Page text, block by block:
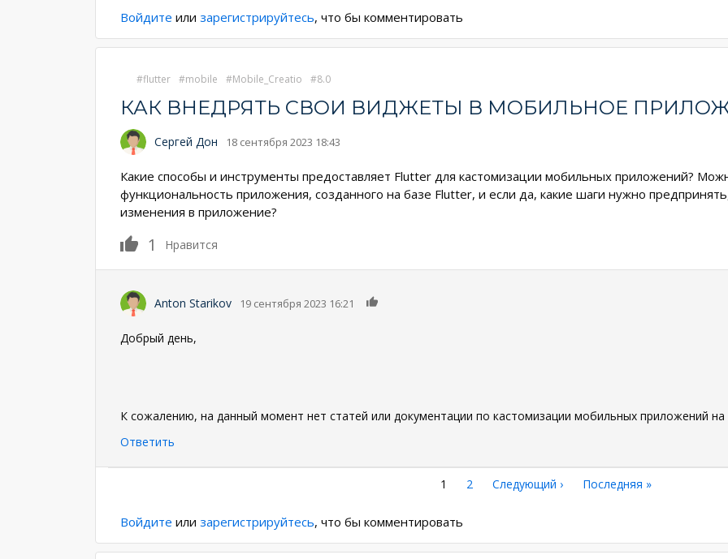
Войдите или зарегистрируйтесь, что бы комментировать
flutter mobile Mobile_Creatio 8.0
КАК ВНЕДРЯТЬ СВОИ ВИДЖЕТЫ В МОБИЛЬНОЕ
Сергей Дон 18 сентября 2023 18:43
Какие способы и инструменты предоставляет Flutter для кастомизации мобильных приложений?
функциональность приложения, созданного на базе Flutter, и если да, какие шаги нужно
изменения в приложение?
1 Нравится
Anton Starikov 19 сентября 2023 16:21
Добрый день,
К сожалению, на данный момент нет статей или документации по кастомизации мобильных приложений
Ответить
Текущая
1 Страница
2
Следующая
Следующий ›
Последняя
Последняя »
Войдите или зарегистрируйтесь, что бы комментировать